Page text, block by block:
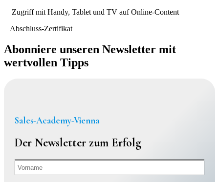
Zugriff mit Handy, Tablet und TV auf Online-Content
Abschluss-Zertifikat
Abonniere unseren Newsletter mit
wertvollen Tipps
Sales-Academy-Vienna
Der Newsletter zum Erfolg